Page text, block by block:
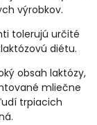
výrobkov.
tolerujú určité
diétu.
obsah laktózy,
mliečne
trpiacich